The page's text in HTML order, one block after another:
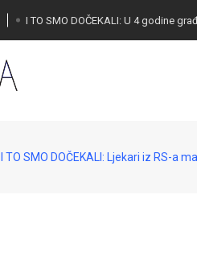
I TO SMO DOČEKALI: Ljekari iz RS-a